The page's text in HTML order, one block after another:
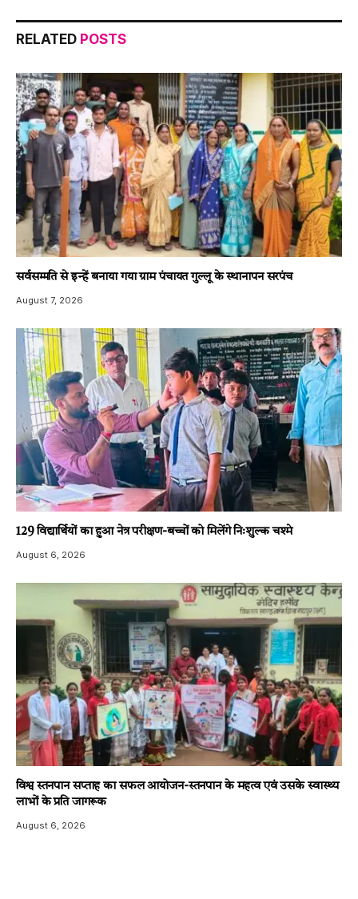
RELATED POSTS
सर्वसम्मति से इन्हें बनाया गया ग्राम पंचायत गुल्लू के स्थानापन सरपंच
August 7, 2026
129 विद्यार्थियों का हुआ नेत्र परीक्षण-बच्चों को मिलेंगे निःशुल्क चश्मे
August 6, 2026
विश्व स्तनपान सप्ताह का सफल आयोजन-स्तनपान के महत्व एवं उसके स्वास्थ्य
लाभों के प्रति जागरूक
August 6, 2026